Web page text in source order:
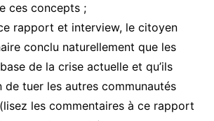
ces concepts ;
rapport et interview, le citoyen
conclu naturellement que les
de la crise actuelle et qu’ils
de tuer les autres communautés
les commentaires à ce rapport